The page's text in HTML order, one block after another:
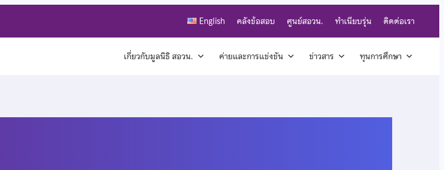
English คลังข้อสอบ ศูนย์สอวน. ทำเนียบรุ่น ติดต่อเรา
เกี่ยวกับมูลนิธิ สอวน. ค่ายและการแข่งขัน ข่าวสาร ทุนการศึกษา